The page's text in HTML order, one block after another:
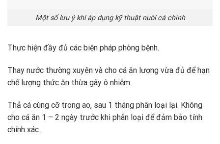
Một số lưu ý khi áp dụng kỹ thuật nuôi cá chình
Thực hiện đầy đủ các biện pháp phòng bệnh.
Thay nước thường xuyên và cho cá ăn lượng vừa đủ để hạn
chế lượng thức ăn thừa gây ô nhiễm.
Thả cá cùng cỡ trong ao, sau 1 tháng phân loại lại. Không
cho cá ăn 1 – 2 ngày trước khi phân loại để đảm bảo tính
chính xác.